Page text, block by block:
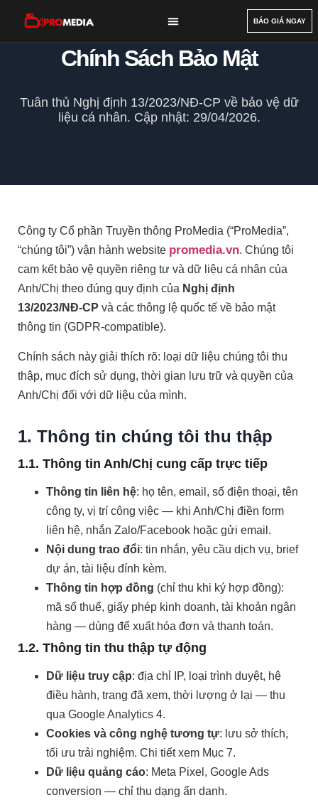
BÁO GIÁ NGAY
Chính Sách Bảo Mật
Tuân thủ Nghị định 13/2023/NĐ-CP về bảo vệ dữ
liệu cá nhân. Cập nhật: 29/04/2026.
Công ty Cổ phần Truyền thông ProMedia (“ProMedia”,
“chúng tôi”) vận hành website promedia.vn. Chúng tôi
cam kết bảo vệ quyền riêng tư và dữ liệu cá nhân của
Anh/Chị theo đúng quy định của Nghị định
13/2023/NĐ-CP và các thông lệ quốc tế về bảo mật
thông tin (GDPR-compatible).
Chính sách này giải thích rõ: loại dữ liệu chúng tôi thu
thập, mục đích sử dụng, thời gian lưu trữ và quyền của
Anh/Chị đối với dữ liệu của mình.
1. Thông tin chúng tôi thu thập
1.1. Thông tin Anh/Chị cung cấp trực tiếp
Thông tin liên hệ: họ tên, email, số điện thoại, tên
công ty, vị trí công việc — khi Anh/Chị điền form
liên hệ, nhắn Zalo/Facebook hoặc gửi email.
Nội dung trao đổi: tin nhắn, yêu cầu dịch vụ, brief
dự án, tài liệu đính kèm.
Thông tin hợp đồng (chỉ thu khi ký hợp đồng):
mã số thuế, giấy phép kinh doanh, tài khoản ngân
hàng — dùng để xuất hóa đơn và thanh toán.
1.2. Thông tin thu thập tự động
Dữ liệu truy cập: địa chỉ IP, loại trình duyệt, hệ
điều hành, trang đã xem, thời lượng ở lại — thu
qua Google Analytics 4.
Cookies và công nghệ tương tự: lưu sở thích,
tối ưu trải nghiệm. Chi tiết xem Mục 7.
Dữ liệu quảng cáo: Meta Pixel, Google Ads
conversion — chỉ thu dạng ẩn danh.